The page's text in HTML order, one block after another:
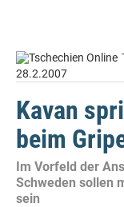
28.2.2007
Kavan
beim
Im Vorfeld der
Schweden sollen
sein